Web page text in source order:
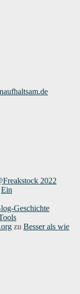
2022
Ein
Geschichte
zu Besser als wie